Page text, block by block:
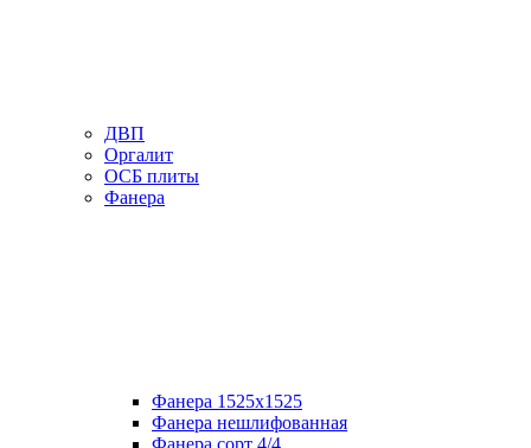
ДВП
Оргалит
ОСБ плиты
Фанера
Фанера 1525х1525
Фанера нешлифованная
Фанера сорт 4/4